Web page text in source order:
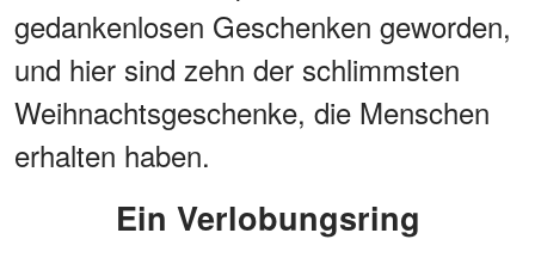
gedankenlosen Geschenken geworden,
und hier sind zehn der schlimmsten
Weihnachtsgeschenke, die Menschen
erhalten haben.
Ein Verlobungsring